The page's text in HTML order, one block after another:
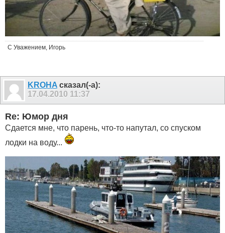
С Уважением, Игорь
KROHA сказал(-а):
17.04.2010 11:37
Re: Юмор дня
Сдается мне, что парень, что-то напутал, со спуском
лодки на воду...